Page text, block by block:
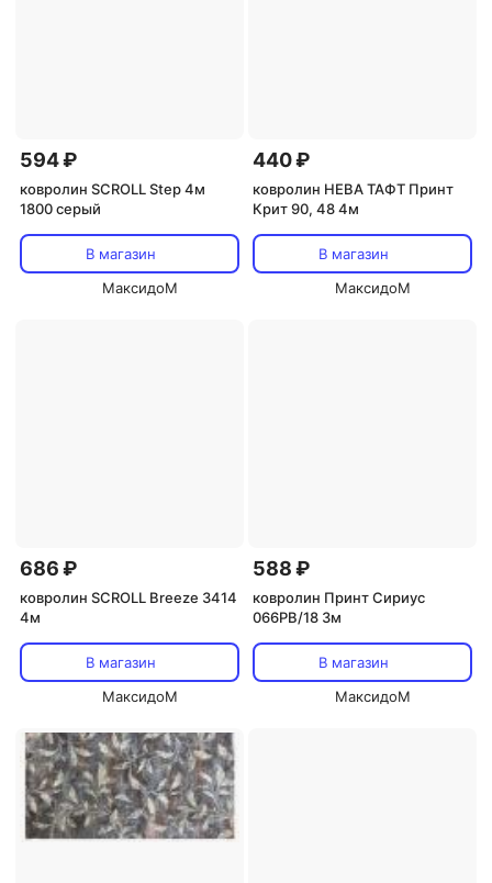
594 ₽
ковролин SCROLL Step 4м
1800 серый
В магазин
МаксидоМ
440 ₽
ковролин НЕВА ТАФТ Принт
Крит 90, 48 4м
В магазин
МаксидоМ
686 ₽
ковролин SCROLL Breeze 3414
4м
В магазин
МаксидоМ
588 ₽
ковролин Принт Сириус
066PB/18 3м
В магазин
МаксидоМ